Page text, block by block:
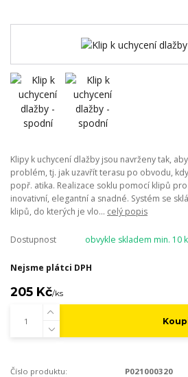
Klipy k uchycení dlažby jsou navrženy tak,
problém, tj. jak uzavřít terasu po obvodu,
popř. atika. Realizace soklu pomocí klipů
inovativní, elegantní a snadné. Systém se
klipů, do kterých je vlo... celý popis
Dostupnost obvykle skladem min. 10
Nejsme plátci DPH
205 Kč/ks
Číslo produktu: P021000320